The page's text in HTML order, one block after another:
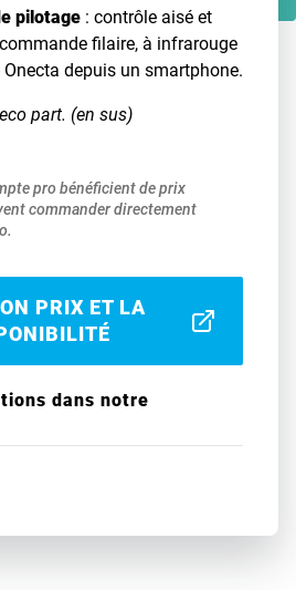
pilotage : contrôle aisé et
filaire, à infrarouge
Onecta depuis un smartphone.
part. (en sus)
pro bénéficient de prix
commander directement
PRIX ET LA
dans notre